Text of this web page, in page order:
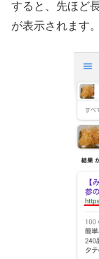
すると、先ほど
が表示されます。